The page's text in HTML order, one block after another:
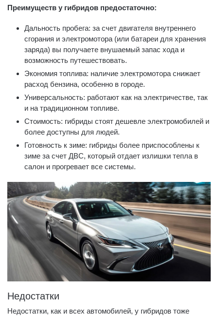
Преимуществ у гибридов предостаточно:
Дальность пробега: за счет двигателя внутреннего
сгорания и электромотора (или батареи для хранения
заряда) вы получаете внушаемый запас хода и
возможность путешествовать.
Экономия топлива: наличие электромотора снижает
расход бензина, особенно в городе.
Универсальность: работают как на электричестве, так
и на традиционном топливе.
Стоимость: гибриды стоят дешевле электромобилей и
более доступны для людей.
Готовность к зиме: гибриды более приспособлены к
зиме за счет ДВС, который отдает излишки тепла в
салон и прогревает все системы.
Недостатки
Недостатки, как и всех автомобилей, у гибридов тоже